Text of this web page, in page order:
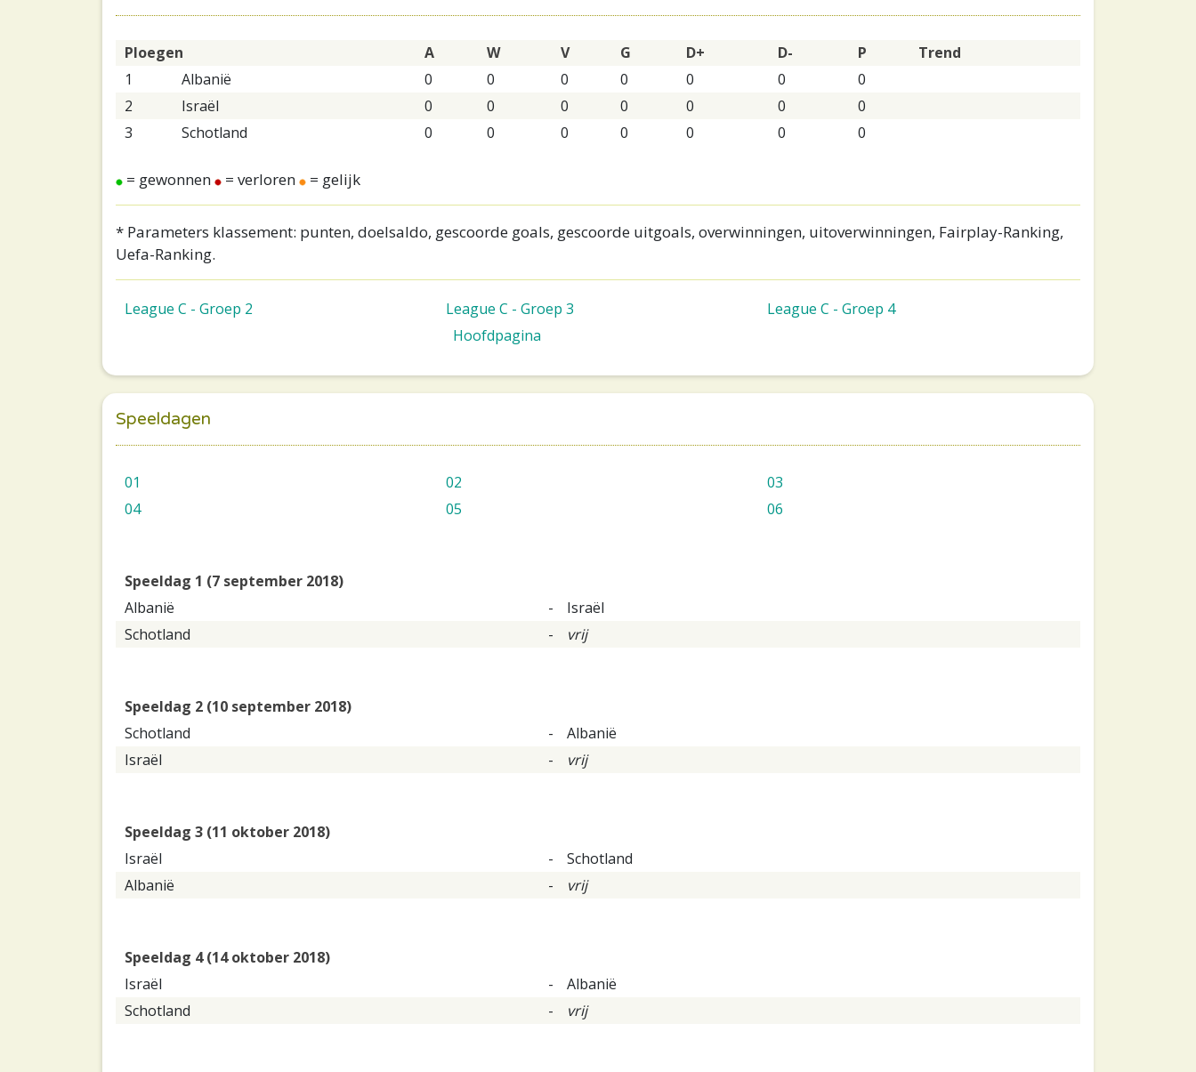
Ploegen A W V G D+ D- P
Trend
1
Albanië 0 0 0 0 0 0
0
2
Israël 0 0 0 0 0 0
0
3
Schotland 0 0 0 0 0 0 0
= gewonnen = verloren = gelijk
* Parameters klassement: punten, doelsaldo, gescoorde goals, gescoorde uitgoals, overwinningen, uitoverwinningen, Fairplay-Ranking,
Uefa-Ranking.
League C - Groep 2 League C - Groep 3
League C - Groep 4
Hoofdpagina
Speeldagen
01 02
03
04
05 06
Speeldag 1 (7 september 2018)
Albanië
-
Israël
Schotland
- vrij
Speeldag 2 (10 september 2018)
Schotland
-
Albanië
Israël
- vrij
Speeldag 3 (11 oktober 2018)
Israël
-
Schotland
Albanië
- vrij
Speeldag 4 (14 oktober 2018)
Israël
-
Albanië
Schotland
- vrij